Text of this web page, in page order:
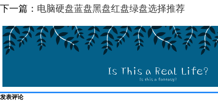
下一篇： 电脑硬盘蓝盘黑盘红盘绿盘选择推荐
发表评论